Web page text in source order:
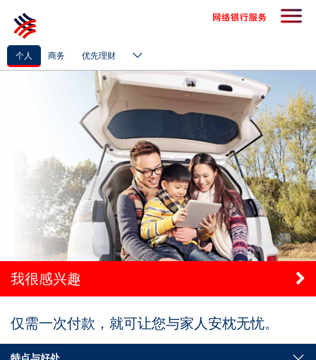
个人 商务 优先理财
仅需一次付款，就可让您与家人安枕无忧。
我很感兴趣
特点与好处